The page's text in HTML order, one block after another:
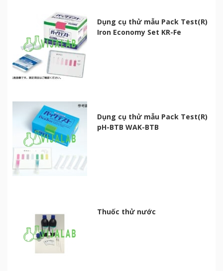
Dụng cụ thử mẫu Pack Test(R)
Iron Economy Set KR-Fe
Dụng cụ thử mẫu Pack Test(R)
pH-BTB WAK-BTB
Thuốc thử nước